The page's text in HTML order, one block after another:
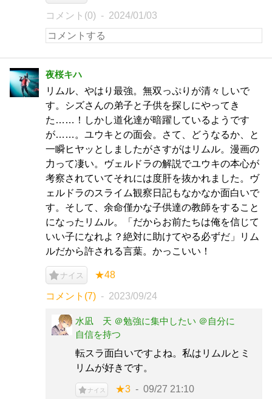
コメント(0) 2024/01/03
夜桜キハ
リムル、やはり最強。無双っぷりが清々しいで
す。シズさんの弟子と子供を探しにやってき
た……！しかし道化達が暗躍しているようです
が……。ユウキとの面会。さて、どうなるか、と
一瞬ヒヤッとしましたがさすがはリムル。漫画の
力って凄い。ヴェルドラの解説でユウキの本心が
考察されていてそれには度肝を抜かれました。ヴ
ェルドラのスライム観察日記もなかなか面白いで
す。そして、余命僅かな子供達の教師をすること
になったリムル。「だからお前たちは俺を信じて
いい子になれよ？絶対に助けてやる必ずだ」リム
ルだから許される言葉。かっこいい！
ナイス ★48
コメント(7) 2023/09/24
水凪 天 ＠勉強に集中したい ＠自分に
自信を持つ
転スラ面白いですよね。私はリムルとミ
リムが好きです。
ナイス ★3 09/27 21:10